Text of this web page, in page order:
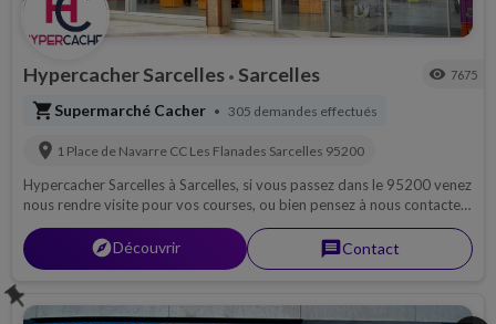
Hypercacher Sarcelles • Sarcelles visibility 7675
shopping_cartSupermarché Cacher • 305 demandes effectués
location_on 1 Place de Navarre CC Les Flanades Sarcelles 95200
Hypercacher Sarcelles à Sarcelles, si vous passez dans le 95200 venez
nous rendre visite pour vos courses, ou bien pensez à nous contacter
par téléphone pour découvrir notre magasin, ou pour une livraison si
possible sur 95...
explorerDécouvrir messageContact